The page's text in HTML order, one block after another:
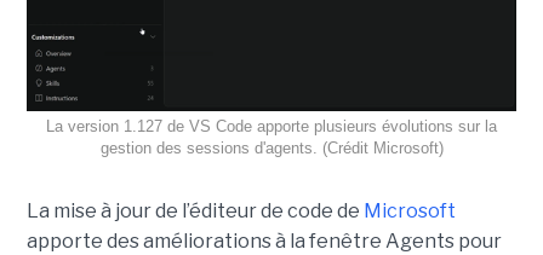
La version 1.127 de VS Code apporte plusieurs évolutions sur la
gestion des sessions d'agents. (Crédit Microsoft)
La mise à jour de l’éditeur de code de Microsoft
apporte des améliorations à la fenêtre Agents pour